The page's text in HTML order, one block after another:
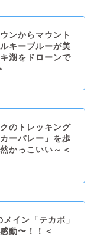
ンからマウント
キーブルーが美
湖をドローンで
のトレッキング
ーバレー」を歩
かっこいい～＜
イン「テカポ」
動〜！！＜